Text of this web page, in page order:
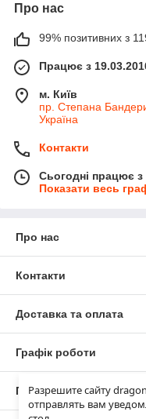
Разрешите сайту
отправлять вам
Про нас
99% позитивних з
Працює з
м. Київ
пр. Степана
Україна
Контакти
Сьогодні працює
Показати весь
Про нас
Контакти
Доставка та оплата
Графік роботи
Повна версія сайту